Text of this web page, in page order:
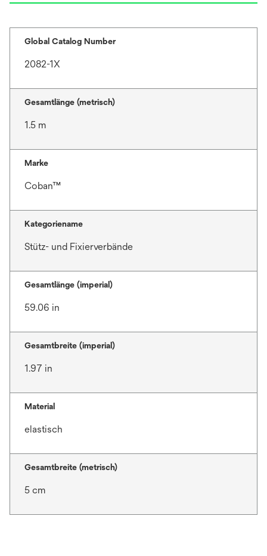
Global Catalog Number
2082-1X
Gesamtlänge (metrisch)
1.5 m
Marke
Coban™
Kategoriename
Stütz- und Fixierverbände
Gesamtlänge (imperial)
59.06 in
Gesamtbreite (imperial)
1.97 in
Material
elastisch
Gesamtbreite (metrisch)
5 cm